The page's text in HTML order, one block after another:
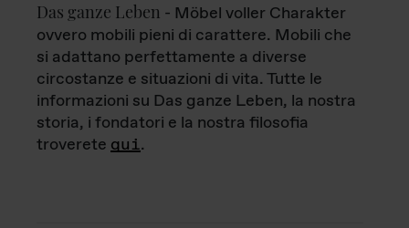
Das ganze Leben - Möbel voller Charakter
ovvero mobili pieni di carattere. Mobili che
si adattano perfettamente a diverse
circostanze e situazioni di vita. Tutte le
informazioni su Das ganze Leben, la nostra
storia, i fondatori e la nostra filosofia
troverete qui.